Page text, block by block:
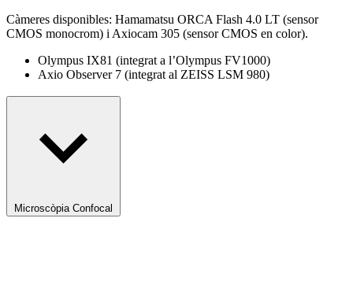
Càmeres disponibles: Hamamatsu ORCA Flash 4.0 LT (sensor
CMOS monocrom) i Axiocam 305 (sensor CMOS en color).
Olympus IX81 (integrat a l’Olympus FV1000)
Axio Observer 7 (integrat al ZEISS LSM 980)
Microscòpia Confocal